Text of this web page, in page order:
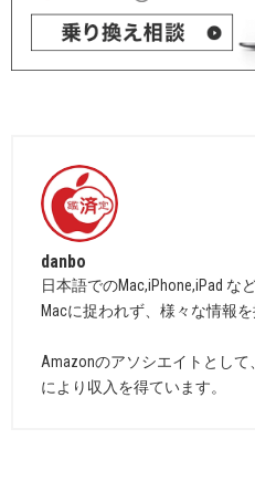
danbo
日本語でのMac,iPhone,iPad な
Macに捉われず、様々な情報を
Amazonのアソシエイトとし
により収入を得ています。